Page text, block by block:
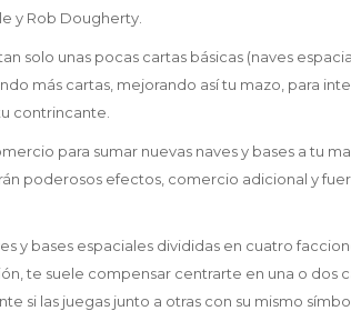
y Rob Dougherty.
solo unas pocas cartas básicas (naves
más cartas, mejorando así tu mazo, para
contrincante.
para sumar nuevas naves y bases a tu
poderosos efectos, comercio adicional y
y bases espaciales divididas en cuatro
te suele compensar centrarte en una o dos
si las juegas junto a otras con su mismo